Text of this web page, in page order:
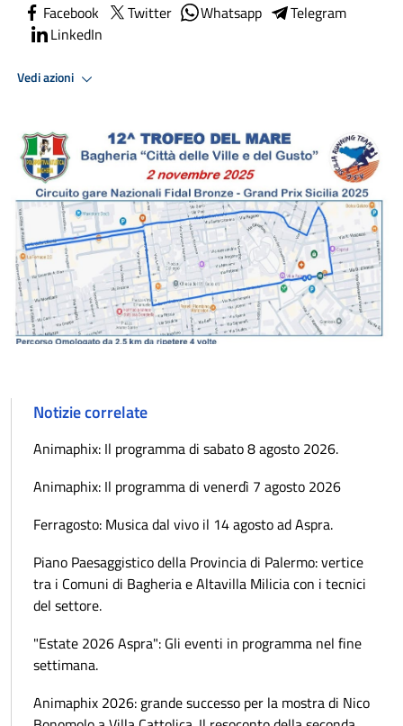
Facebook Twitter Whatsapp
Telegram
LinkedIn
Vedi azioni
Notizie correlate
Animaphix: Il programma di sabato 8 agosto 2026.
Animaphix: Il programma di venerdì 7 agosto 2026
Ferragosto: Musica dal vivo il 14 agosto ad Aspra.
Piano Paesaggistico della Provincia di Palermo: vertice
tra i Comuni di Bagheria e Altavilla Milicia con i tecnici
del settore.
"Estate 2026 Aspra": Gli eventi in programma nel fine
settimana.
Animaphix 2026: grande successo per la mostra di Nico